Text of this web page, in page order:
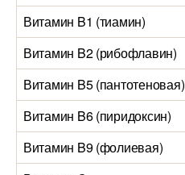
Витамин B1 (тиамин)
Витамин B2 (рибофлавин)
Витамин B5 (пантотеновая)
Витамин B6 (пиридоксин)
Витамин B9 (фолиевая)